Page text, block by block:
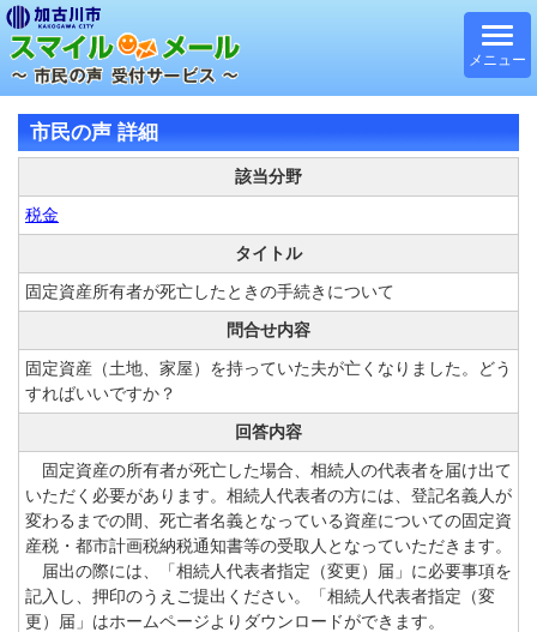
メニュー
市民の声 詳細
該当分野
税金
タイトル
固定資産所有者が死亡したときの手続きについて
問合せ内容
固定資産（土地、家屋）を持っていた夫が亡くなりました。どう
すればいいですか？
回答内容
固定資産の所有者が死亡した場合、相続人の代表者を届け出て
いただく必要があります。相続人代表者の方には、登記名義人が
変わるまでの間、死亡者名義となっている資産についての固定資
産税・都市計画税納税通知書等の受取人となっていただきます。
届出の際には、「相続人代表者指定（変更）届」に必要事項を
記入し、押印のうえご提出ください。「相続人代表者指定（変
更）届」はホームページよりダウンロードができます。